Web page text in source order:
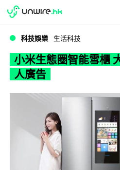
小米生態圈智能雪
WWDC 2026
科技娛樂 生活科技
小米生態圈智能雪櫃
人廣告